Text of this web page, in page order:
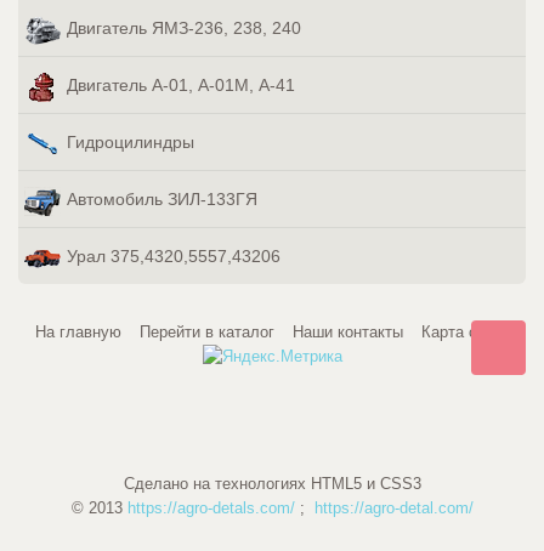
Двигатель ЯМЗ-236, 238, 240
Двигатель А-01, А-01М, А-41
Гидроцилиндры
Автомобиль ЗИЛ-133ГЯ
Урал 375,4320,5557,43206
На главную Перейти в каталог Наши контакты Карта сайта
Сделано на технологиях HTML5 и CSS3
© 2013 https://agro-detals.com/; https://agro-detal.com/